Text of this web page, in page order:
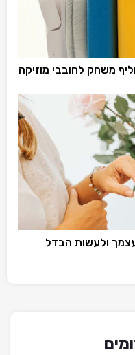
משחק לחובבי מוזיקה
ולעשות הבדל